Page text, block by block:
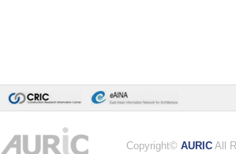
Copyright© AURIC All